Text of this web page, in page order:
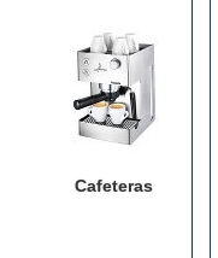
Cafeteras